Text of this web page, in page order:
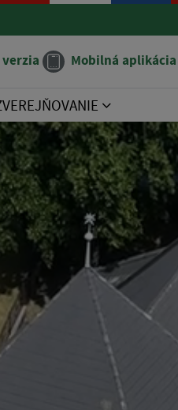
Mobilná aplikácia